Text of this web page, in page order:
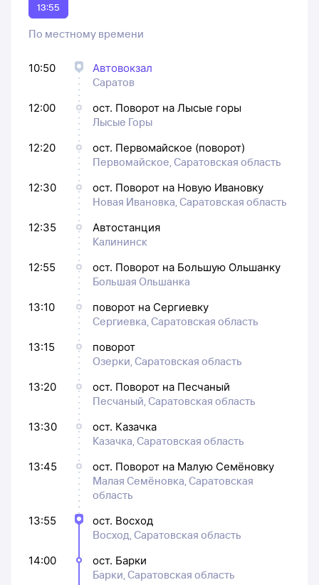
13:55
По местному времени
10:50
Автовокзал
Саратов
12:00
ост. Поворот на Лысые горы
Лысые Горы
12:20
ост. Первомайское (поворот)
Первомайское, Саратовская область
12:30
ост. Поворот на Новую Ивановку
Новая Ивановка, Саратовская область
12:35
Автостанция
Калининск
12:55
ост. Поворот на Большую Ольшанку
Большая Ольшанка
13:10
поворот на Сергиевку
Сергиевка, Саратовская область
13:15
поворот
Озерки, Саратовская область
13:20
ост. Поворот на Песчаный
Песчаный, Саратовская область
13:30
ост. Казачка
Казачка, Саратовская область
13:45
ост. Поворот на Малую Семёновку
Малая Семёновка, Саратовская
область
13:55
ост. Восход
Восход, Саратовская область
14:00
ост. Барки
Барки, Саратовская область